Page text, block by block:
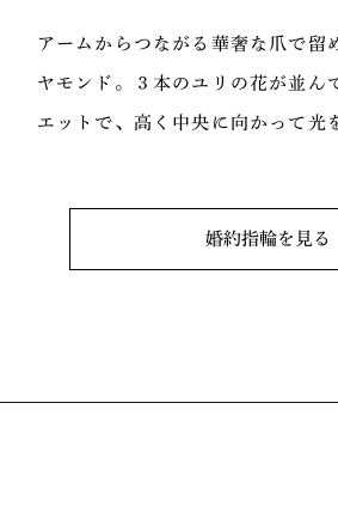
アームからつながる華奢な爪で留
ヤモンド。３本のユリの花が並ん
エットで、高く中央に向かって光
婚約指輪を見る